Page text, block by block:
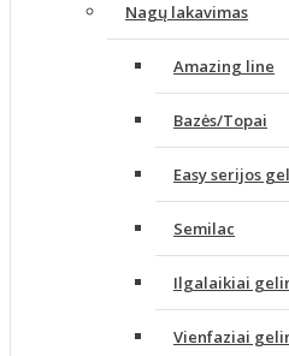
Nagų lakavimas
Amazing line
Bazės/Topai
Easy serijos
Semilac
Ilgalaikiai
Vienfaziai